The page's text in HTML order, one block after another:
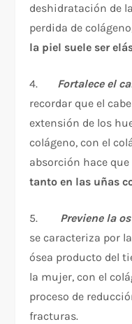
deshidratación de
perdida de
la piel suele ser
4. Fortalece el
recordar que el
extensión de los
colágeno, con el
absorción hace
tanto en las uñas
5. Previene la
se caracteriza por
ósea producto del
la mujer, con el
proceso de
fracturas.